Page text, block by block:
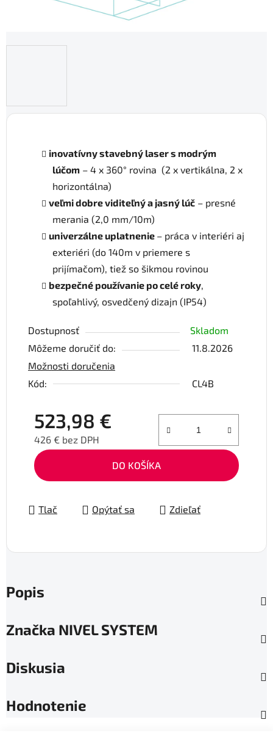
inovatívny stavebný laser s modrým
lúčom – 4 x 360° rovina (2 x vertikálna, 2 x
horizontálna)
veľmi dobre viditeľný a jasný lúč – presné
merania (2,0 mm/10m)
univerzálne uplatnenie – práca v interiéri aj
exteriéri (do 140m v priemere s
prijímačom), tiež so šikmou rovinou
bezpečné používanie po celé roky,
spoľahlivý, osvedčený dizajn (IP54)
Dostupnosť
Skladom
Môžeme doručiť do:
11.8.2026
Možnosti doručenia
Kód:
CL4B
523,98 €
426 € bez DPH
Jednotková cena:
DO KOŠÍKA
Tlač Opýtať sa Zdieľať
Popis
Značka NIVEL SYSTEM
Diskusia
Hodnotenie